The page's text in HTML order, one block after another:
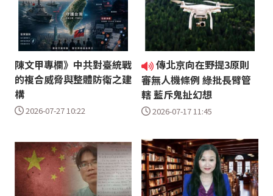
陳文甲專欄》中共對臺統戰
的複合威脅與整體防衛之建
構
2026-07-27 10:22
傳北京向在野提3原則
審無人機條例 綠批長臂管
轄 藍斥鬼扯幻想
2026-07-17 11:45